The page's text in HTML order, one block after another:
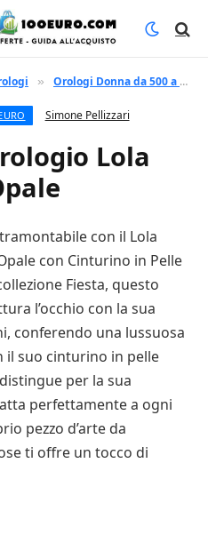
» Orologi Donna da 500 a 1000 euro
Simone Pellizzari
Lola
con il Lola
con Cinturino in Pelle
Fiesta, questo
l’occhio con la sua
conferendo una lussuosa
il suo cinturino in pelle
per la sua
perfettamente a ogni
pezzo d’arte da
ti offre un tocco di